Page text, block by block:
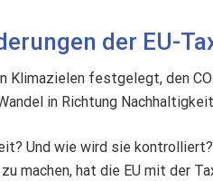
der EU-
Klimazielen festgelegt, den
in Richtung
Und wie wird sie
machen, hat die EU mit